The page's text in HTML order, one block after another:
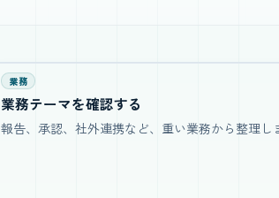
業務
業務テーマを確認する
報告、承認、社外連携など、重い業務から整理し